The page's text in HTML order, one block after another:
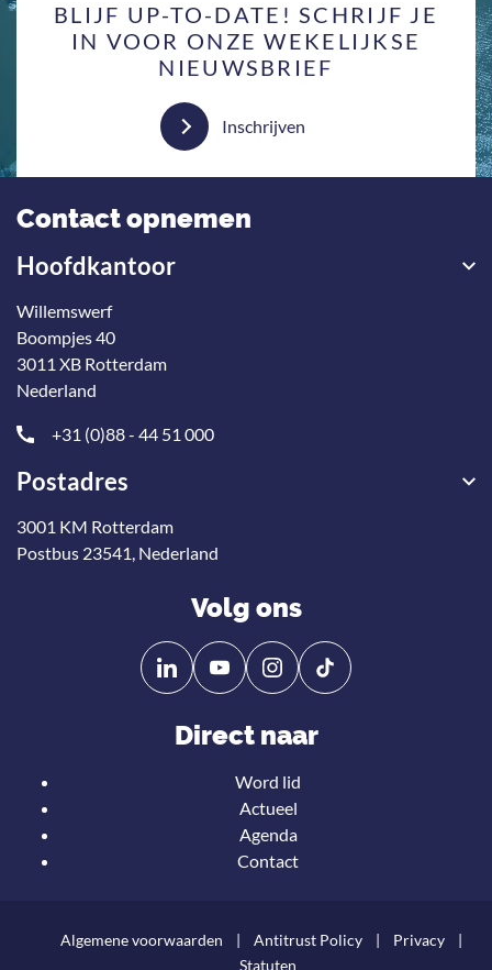
BLIJF UP-TO-DATE! SCHRIJF JE
IN VOOR ONZE WEKELIJKSE
NIEUWSBRIEF
Inschrijven
Contact opnemen
Hoofdkantoor
Willemswerf
Boompjes 40
3011 XB Rotterdam
Nederland
+31 (0)88 - 44 51 000
Postadres
3001 KM Rotterdam
Postbus 23541, Nederland
Volg ons
Volg
ons
Linkedin
Volg
ons
YouTube
Direct naar
Word lid
Actueel
Agenda
Contact
Algemene voorwaarden Antitrust Policy
Privacy
Statuten